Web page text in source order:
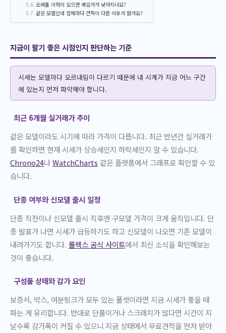
오버홀 이력이 있으면 매입가가 낮아지나요?
같은 모델인데 업체마다 견적이 다른 이유가 뭔가요?
지금이 팔기 좋은 시점인지 판단하는 기준
시세는 모델마다 오르내림이 다르기 때문에 내 시계가 지금 어느 구간
에 있는지 먼저 파악해야 합니다.
최근 6개월 실거래가 추이
같은 모델이라도 시기에 따라 가격이 다릅니다. 최근 반년간 실거래가
를 확인하면 현재 시세가 상승세인지 하락세인지 알 수 있습니다.
Chrono24나WatchCharts 같은 플랫폼에서 그래프로 확인할 수 있
습니다.
단종 여부와 신모델 출시 일정
단종 직전이나 신모델 출시 직후엔 구모델 가격이 크게 움직입니다. 단
종 발표가 나면 시세가 급등하기도 하고 신모델이 나오면 기존 모델이
내려가기도 합니다. 롤렉스 공식 사이트에서 최신 소식을 확인해보는
것이 좋습니다.
구성품 상태와 감가 요인
보증서, 박스, 여분링크가 모두 있는 풀셋이라면 지금 시세가 좋을 때
파는 게 유리합니다. 반대로 단품이거나 스크래치가 많다면 시간이 지
날수록 감가폭이 커질 수 있으니 지금 상태에서 무료견적을 먼저 받아